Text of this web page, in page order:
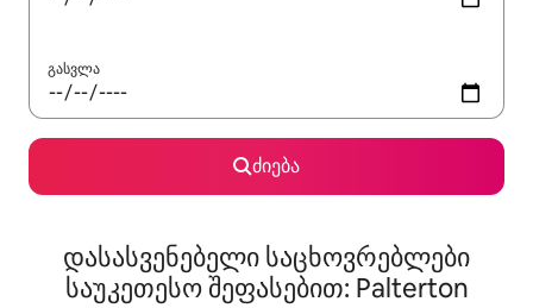
გასვლა
ძიება
დასასვენებელი საცხოვრებლები
საუკეთესო შეფასებით: Palterton